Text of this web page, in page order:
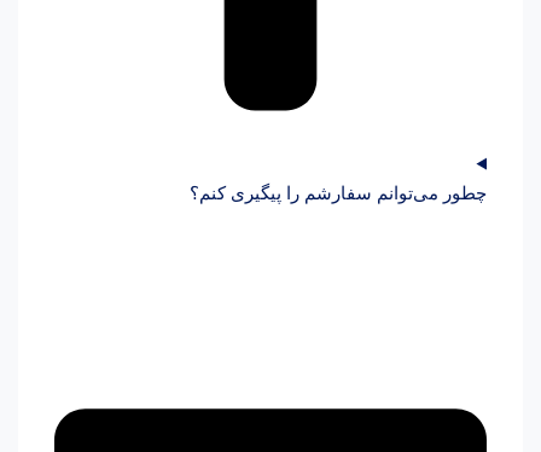
چطور می‌توانم سفارشم را پیگیری کنم؟